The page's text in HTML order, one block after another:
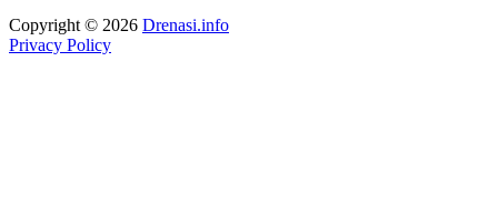
Copyright © 2026 Drenasi.info
Privacy Policy